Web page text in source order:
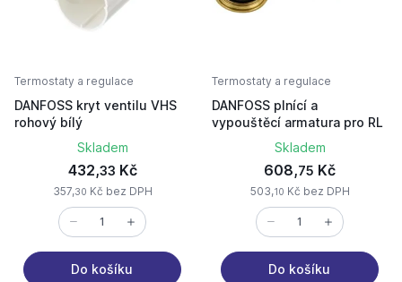
Termostaty a regulace
DANFOSS kryt ventilu VHS
rohový bílý
Skladem
432,33 Kč
357,30 Kč bez DPH
Do košíku
Termostaty a regulace
DANFOSS plnící a
vypouštěcí armatura pro RL
Skladem
608,75 Kč
503,10 Kč bez DPH
Do košíku